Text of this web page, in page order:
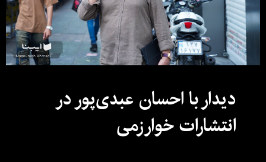
دیدار با احسان عبدی‌پور در
انتشارات خوارزمی